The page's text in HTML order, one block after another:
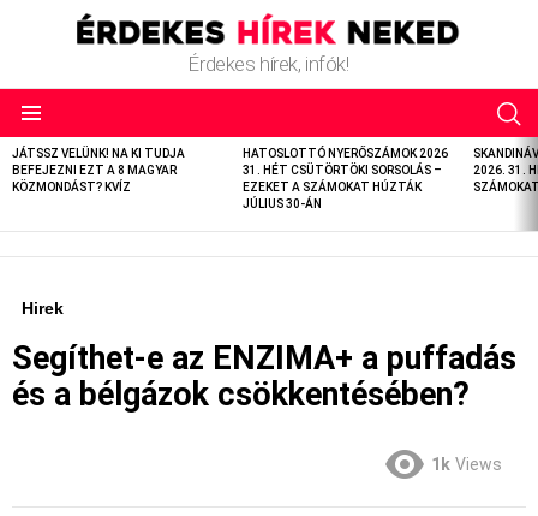
Érdekes hírek, infók!
LATEST
STORIES
JÁTSSZ VELÜNK! NA KI TUDJA
BEFEJEZNI EZT A 8 MAGYAR
KÖZMONDÁST? KVÍZ
HATOSLOTTÓ NYERŐSZÁMOK 2026
31. HÉT CSÜTÖRTÖKI SORSOLÁS –
EZEKET A SZÁMOKAT HÚZTÁK
JÚLIUS 30-ÁN
2026. 31.
Hirek
Segíthet-e az ENZIMA+ a puffadás
és a bélgázok csökkentésében?
1k Views